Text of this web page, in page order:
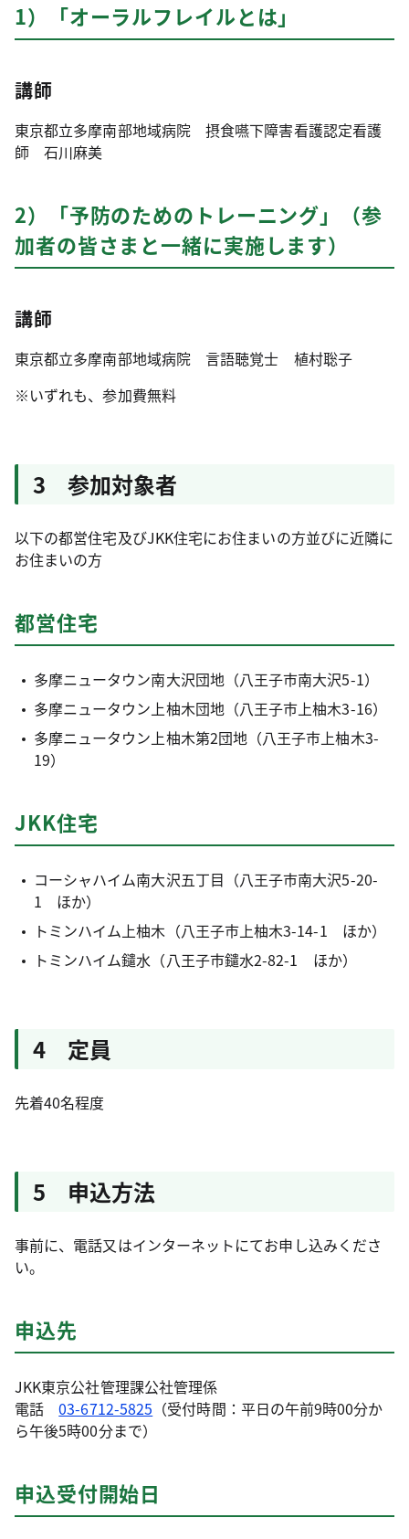
1）「オーラルフレイルとは」
講師
東京都立多摩南部地域病院 摂食嚥下障害看護認定看護
師 石川麻美
2）「予防のためのトレーニング」（参
加者の皆さまと一緒に実施します）
講師
東京都立多摩南部地域病院 言語聴覚士 植村聡子
※いずれも、参加費無料
3 参加対象者
以下の都営住宅及びJKK住宅にお住まいの方並びに近隣に
お住まいの方
都営住宅
多摩ニュータウン南大沢団地（八王子市南大沢5-1）
多摩ニュータウン上柚木団地（八王子市上柚木3-16）
多摩ニュータウン上柚木第2団地（八王子市上柚木3-
19）
JKK住宅
コーシャハイム南大沢五丁目（八王子市南大沢5-20-
1 ほか）
トミンハイム上柚木（八王子市上柚木3-14-1 ほか）
トミンハイム鑓水（八王子市鑓水2-82-1 ほか）
4 定員
先着40名程度
5 申込方法
事前に、電話又はインターネットにてお申し込みくださ
い。
申込先
JKK東京公社管理課公社管理係
電話03-6712-5825 （受付時間：平日の午前9時00分か
ら午後5時00分まで）
申込受付開始日